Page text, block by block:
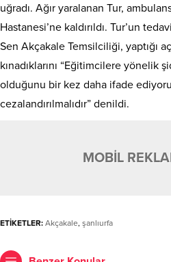
uğradı. Ağır yaralanan Tur,
Hastanesi’ne kaldırıldı. Tur’un
Sen Akçakale Temsilciliği, yaptığı
kınadıklarını “Eğitimcilere yönelik
olduğunu bir kez daha ifade
cezalandırılmalıdır” denildi.
MOBİL
ETİKETLER: Akçakale, şanlıurfa